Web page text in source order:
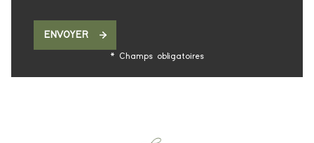
ENVOYER
* Champs obligatoires